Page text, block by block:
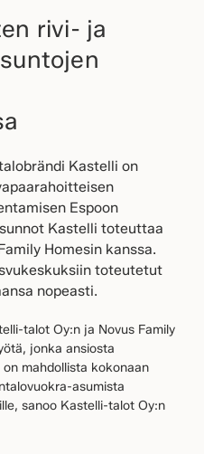
rivi- ja
Kastelli on
Espoon
Kastelli toteuttaa
Homesin kanssa.
toteutetut
nopeasti.
talot Oy:n ja Novus Family
jonka ansiosta
mahdollista kokonaan
asumista
sanoo Kastelli-talot Oy:n